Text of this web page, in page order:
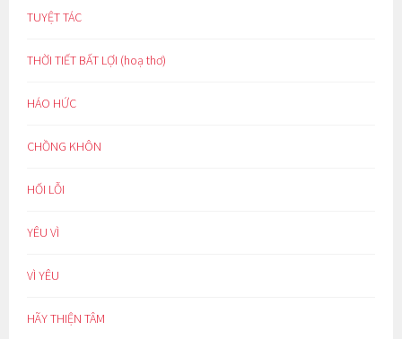
TUYỆT TÁC
THỜI TIẾT BẤT LỢI (hoạ thơ)
HÁO HỨC
CHỒNG KHÔN
HỐI LỖI
YÊU VÌ
VÌ YÊU
HÃY THIỆN TÂM